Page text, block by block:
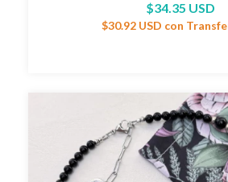
$34.35 USD
$30.92 USD con